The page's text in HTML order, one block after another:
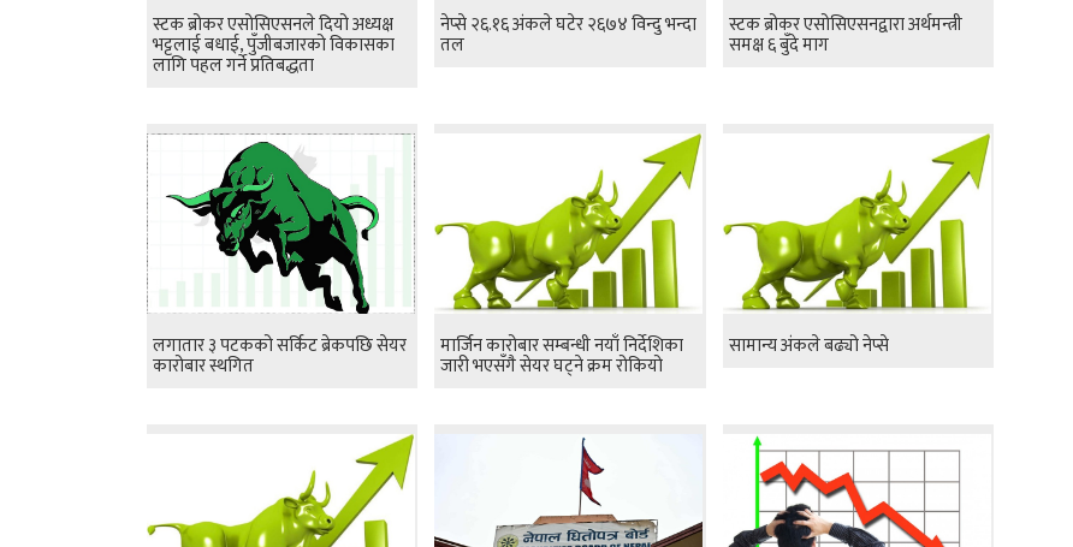
स्टक ब्रोकर एसोसिएसनले दियो अध्यक्ष
भट्टलाई बधाई, पुँजीबजारको विकासका
लागि पहल गर्ने प्रतिबद्धता
नेप्से २६.१६ अंकले घटेर २६७४ विन्दु भन्दा
तल
स्टक ब्रोकर एसोसिएसनद्वारा अर्थमन्त्री
समक्ष ६ बुँदे माग
लगातार ३ पटकको सर्किट ब्रेकपछि सेयर
कारोबार स्थगित
मार्जिन कारोबार सम्बन्धी नयाँ निर्देशिका
जारी भएसँगै सेयर घट्ने क्रम रोकियो
सामान्य अंकले बढ्यो नेप्से